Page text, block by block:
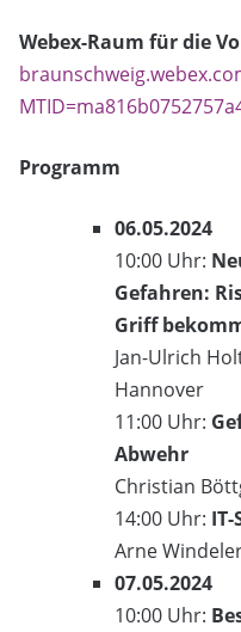
Webex-Raum für die
Programm
06.05.2024
10:00 Uhr:
Gefahren:
Griff
Jan-Ulrich
Hannover
11:00 Uhr:
Abwehr
Christian
14:00 Uhr:
Arne
07.05.2024
10:00 Uhr: